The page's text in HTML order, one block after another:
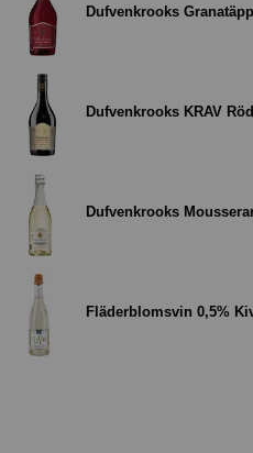
Dufvenkrooks
Dufvenkrooks KRAV
Dufvenkrooks
Fläderblomsvin 0,5%